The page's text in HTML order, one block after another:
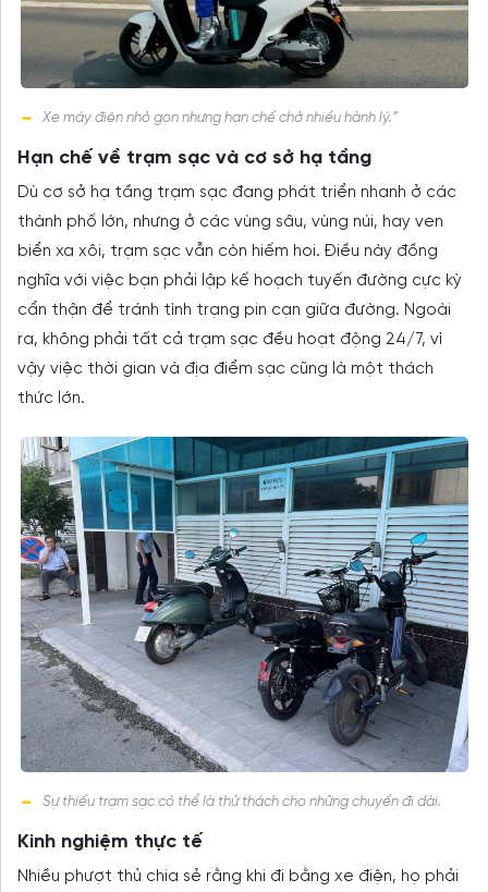
Xe máy điện nhỏ gọn nhưng hạn chế chở nhiều hành lý.”
Hạn chế về trạm sạc và cơ sở hạ tầng
Dù cơ sở hạ tầng trạm sạc đang phát triển nhanh ở các
thành phố lớn, nhưng ở các vùng sâu, vùng núi, hay ven
biển xa xôi, trạm sạc vẫn còn hiếm hoi. Điều này đồng
nghĩa với việc bạn phải lập kế hoạch tuyến đường cực kỳ
cẩn thận để tránh tình trạng pin cạn giữa đường. Ngoài
ra, không phải tất cả trạm sạc đều hoạt động 24/7, vì
vậy việc thời gian và địa điểm sạc cũng là một thách
thức lớn.
Sự thiếu trạm sạc có thể là thử thách cho những chuyến đi dài.
Kinh nghiệm thực tế
Nhiều phượt thủ chia sẻ rằng khi đi bằng xe điện, họ phải